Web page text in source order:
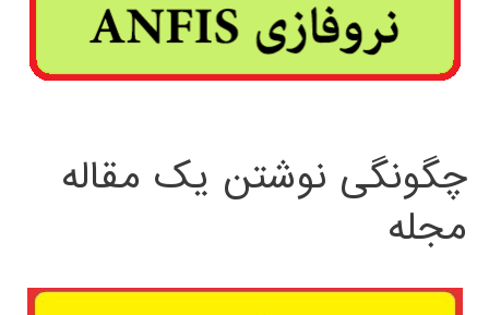
چگونگی نوشتن یک مقاله
مجله